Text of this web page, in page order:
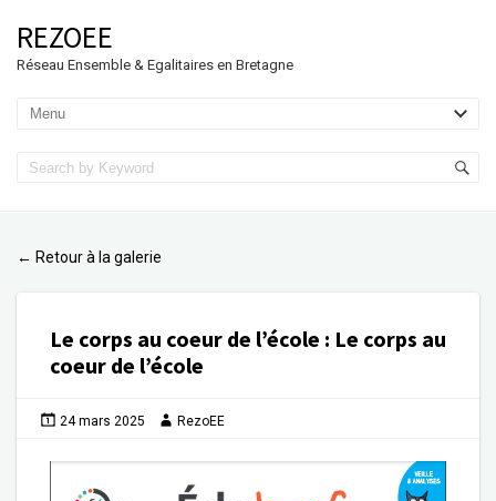
REZOEE
Réseau Ensemble & Egalitaires en Bretagne
← Retour à la galerie
Le corps au coeur de l’école : Le corps au
coeur de l’école
24 mars 2025 RezoEE